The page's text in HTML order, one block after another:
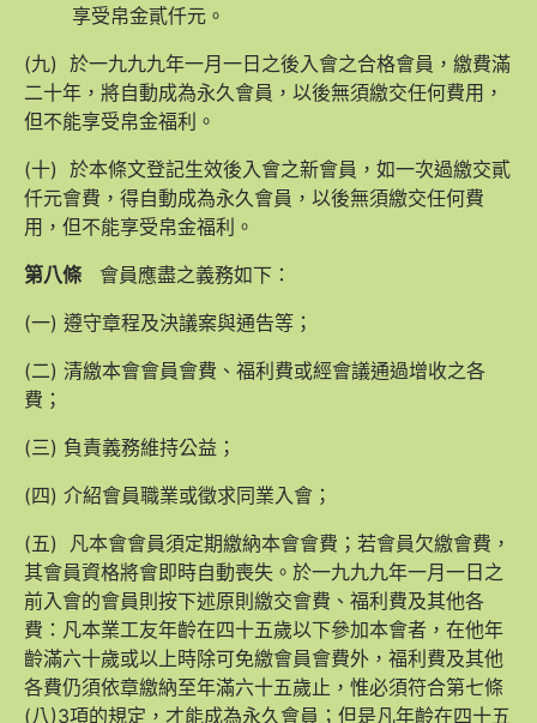
享受帛金貳仟元。
(九) 於一九九九年一月一日之後入會之合格會員，繳費滿
二十年，將自動成為永久會員，以後無須繳交任何費用，
但不能享受帛金福利。
(十) 於本條文登記生效後入會之新會員，如一次過繳交貳
仟元會費，得自動成為永久會員，以後無須繳交任何費
用，但不能享受帛金福利。
第八條 會員應盡之義務如下：
(一) 遵守章程及決議案與通告等；
(二) 清繳本會會員會費、福利費或經會議通過增收之各
費；
(三) 負責義務維持公益；
(四) 介紹會員職業或徵求同業入會；
(五) 凡本會會員須定期繳納本會會費；若會員欠繳會費，
其會員資格將會即時自動喪失。於一九九九年一月一日之
前入會的會員則按下述原則繳交會費、福利費及其他各
費：凡本業工友年齡在四十五歲以下參加本會者，在他年
齡滿六十歲或以上時除可免繳會員會費外，福利費及其他
各費仍須依章繳納至年滿六十五歲止，惟必須符合第七條
(八)3項的規定，才能成為永久會員；但是凡年齡在四十五